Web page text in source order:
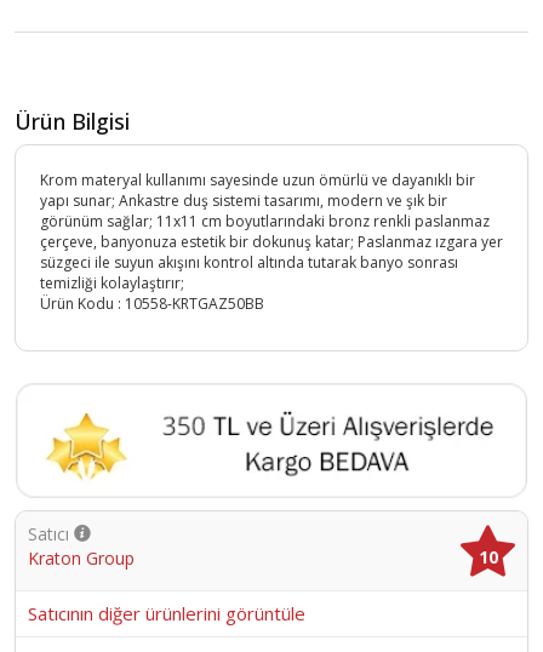
Ürün Bilgisi
Krom materyal kullanımı sayesinde uzun ömürlü ve dayanıklı bir
yapı sunar; Ankastre duş sistemi tasarımı, modern ve şık bir
görünüm sağlar; 11x11 cm boyutlarındaki bronz renkli paslanmaz
çerçeve, banyonuza estetik bir dokunuş katar; Paslanmaz ızgara yer
süzgeci ile suyun akışını kontrol altında tutarak banyo sonrası
temizliği kolaylaştırır;
Ürün Kodu : 10558-KRTGAZ50BB
Satıcı
Kraton Group
10
Satıcının diğer ürünlerini görüntüle